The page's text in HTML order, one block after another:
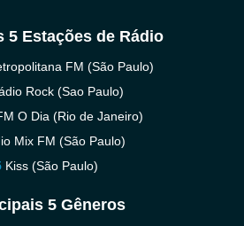
5 Estações de Rádio
FM (São Paulo)
Rock (Sao Paulo)
O Dia (Rio de Janeiro)
Mix FM (São Paulo)
Kiss (São Paulo)
5 Gêneros